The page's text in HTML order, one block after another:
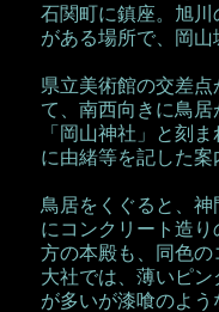
石関町に鎮座。旭川
がある場所で、岡山
県立美術館の交差
て、南西向きに鳥
「岡山神社」と刻
に由緒等を記した案
鳥居をくぐると、
にコンクリート造
方の本殿も、同色
大社では、薄いピ
が多いが漆喰のよ